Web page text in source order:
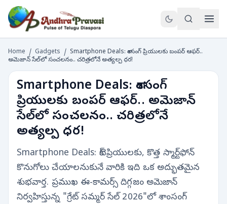
Home / Gadgets / Smartphone Deals: శాంసంగ్ ప్రియులకు బంపర్ ఆఫర్..
అమెజాన్ సేల్‌లో సంచలనం.. చరిత్రలోనే అత్యల్ప ధర!
Smartphone Deals: శాంసంగ్
ప్రియులకు బంపర్ ఆఫర్.. అమెజాన్
సేల్‌లో సంచలనం.. చరిత్రలోనే
అత్యల్ప ధర!
Smartphone Deals: టెక్ ప్రియులకు, కొత్త స్మార్ట్‌ఫోన్
కొనుగోలు చేయాలనుకునే వారికి ఇది ఒక అద్భుతమైన
శుభవార్త. ప్రముఖ ఈ-కామర్స్ దిగ్గజం అమెజాన్
నిర్వహిస్తున్న "గ్రేట్ సమ్మర్ సేల్ 2026"లో శాంసంగ్